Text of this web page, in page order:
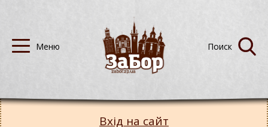
Вхід на сайт